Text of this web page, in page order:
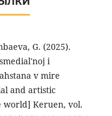
G. (2025).
i
v mire
and artistic
world] Keruen, vol.